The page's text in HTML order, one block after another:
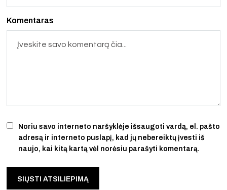
Noriu savo interneto naršyklėje išsaugoti vardą, el. pašto
adresą ir interneto puslapį, kad jų nebereiktų įvesti iš
naujo, kai kitą kartą vėl norėsiu parašyti komentarą.
Komentaras